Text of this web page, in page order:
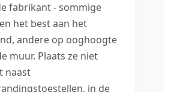
fabrikant - sommige
het best aan het
andere op ooghoogte
muur. Plaats ze niet
naast
in de